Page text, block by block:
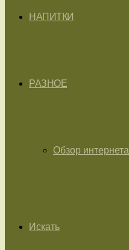
НАПИТКИ
РАЗНОЕ
Обзор интернета
Искать